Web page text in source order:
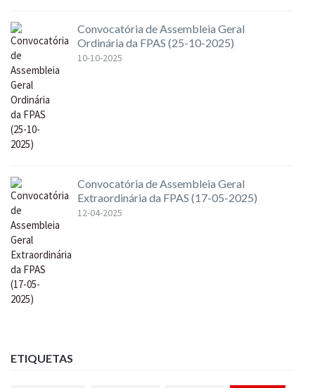
Convocatória de Assembleia Geral
Ordinária da FPAS (25-10-2025)
10-10-2025
Convocatória de Assembleia Geral
Extraordinária da FPAS (17-05-2025)
12-04-2025
ETIQUETAS